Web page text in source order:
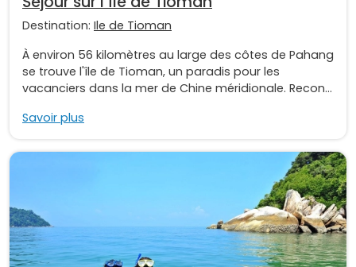
Destination: Ile de Tioman
À environ 56 kilomètres au large des côtes de Pahang
se trouve l'île de Tioman, un paradis pour les
vacanciers dans la mer de Chine méridionale. Recon...
Savoir plus